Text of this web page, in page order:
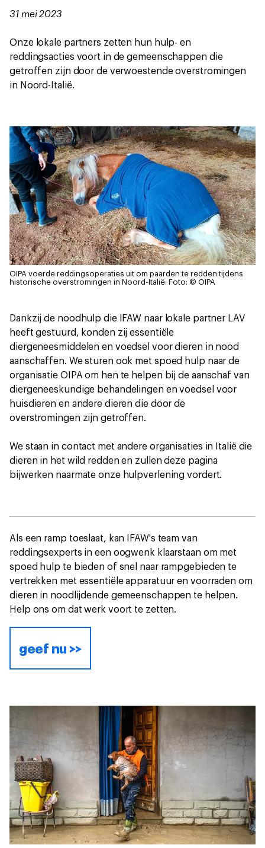
31 mei 2023
Onze lokale partners zetten hun hulp- en
reddingsacties voort in de gemeenschappen die
getroffen zijn door de verwoestende overstromingen
in Noord-Italië.
OIPA voerde reddingsoperaties uit om paarden te redden tijdens
historische overstromingen in Noord-Italië. Foto: © OIPA
Dankzij de noodhulp die IFAW naar lokale partner LAV
heeft gestuurd, konden zij essentiële
diergeneesmiddelen en voedsel voor dieren in nood
aanschaffen. We sturen ook met spoed hulp naar de
organisatie OIPA om hen te helpen bij de aanschaf van
diergeneeskundige behandelingen en voedsel voor
huisdieren en andere dieren die door de
overstromingen zijn getroffen.
We staan in contact met andere organisaties in Italië die
dieren in het wild redden en zullen deze pagina
bijwerken naarmate onze hulpverlening vordert.
Als een ramp toeslaat, kan IFAW's team van
reddingsexperts in een oogwenk klaarstaan om met
spoed hulp te bieden of snel naar rampgebieden te
vertrekken met essentiële apparatuur en voorraden om
dieren in noodlijdende gemeenschappen te helpen.
Help ons om dat werk voort te zetten.
geef nu >>